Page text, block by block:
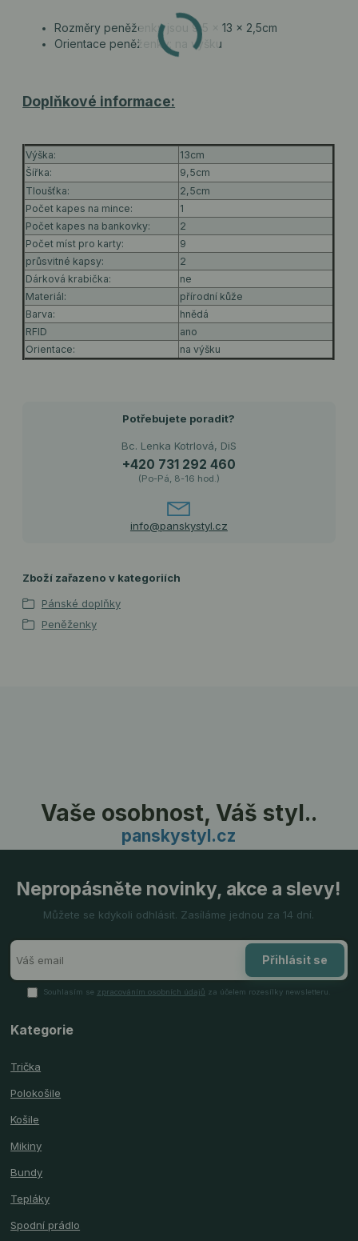
Rozměry peněženky jsou 9,5 x 13 x 2,5cm
Orientace peněženky: na výšku
Doplňkové informace:
Výška:
13cm
Šířka:
9,5cm
Tloušťka:
2,5cm
Počet kapes na mince:
1
Počet kapes na bankovky:
2
Počet míst pro karty:
9
průsvitné kapsy:
2
Dárková krabička:
ne
Materiál:
přírodní kůže
Barva:
hnědá
RFID
ano
Orientace:
na výšku
Potřebujete poradit?
Bc. Lenka Kotrlová, DiS
+420 731 292 460
(Po-Pá, 8-16 hod.)
info@panskystyl.cz
Zboží zařazeno v kategoriích
Pánské doplňky
Peněženky
Vaše osobnost, Váš styl..
panskystyl.cz
Nepropásněte novinky, akce a slevy!
Můžete se kdykoli odhlásit. Zasíláme jednou za 14 dní.
Přihlásit se
Souhlasím se zpracováním osobních údajů za účelem rozesílky newsletteru.
Kategorie
Trička
Polokošile
Košile
Mikiny
Bundy
Tepláky
Spodní prádlo